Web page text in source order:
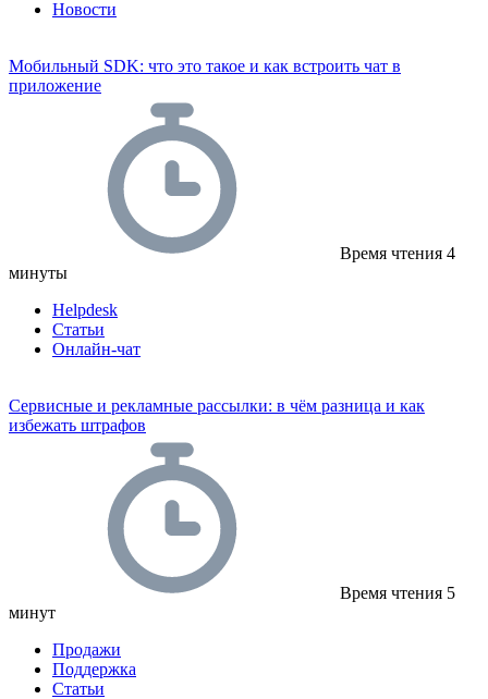
Новости
Мобильный SDK: что это такое и как встроить чат в
приложение
Время чтения 4
минуты
Helpdesk
Статьи
Онлайн-чат
Сервисные и рекламные рассылки: в чём разница и как
избежать штрафов
Время чтения 5
минут
Продажи
Поддержка
Статьи